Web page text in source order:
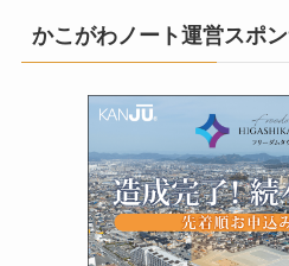
かこがわノート運営スポ